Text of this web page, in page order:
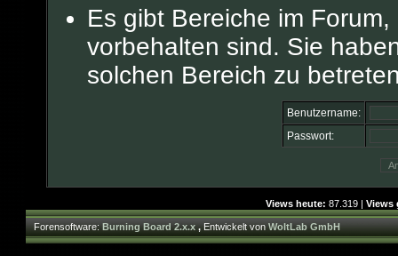
Es gibt Bereiche im
vorbehalten sind. Sie
solchen Bereich zu
Benutzername:
Passwort:
Views heute: 87.319 | Views
Forensoftware:Burning Board 2.x.x,Entwickelt vonWoltLab GmbH